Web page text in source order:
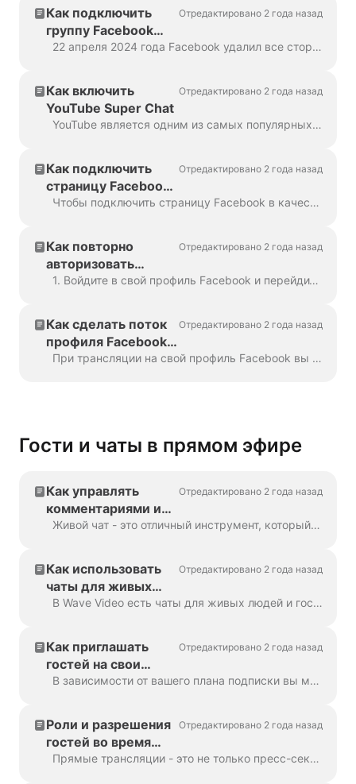
Как подключить
группу Facebook
для прямой
Отредактировано 2 года назад
22 апреля 2024 года Facebook удалил все сторонние приложения в группах. К сожалению, это означает, что вы не сможете добавить свою группу Facebook в качестве дести...
Как включить
YouTube Super Chat
Отредактировано 2 года назад
YouTube является одним из самых популярных направлений для потоков; следовательно, он предлагает много возможностей для создателей контента и живых стримеров, чтобы ...
Как подключить
страницу Facebook
для прямых
Отредактировано 2 года назад
Чтобы подключить страницу Facebook в качестве места проведения прямых трансляций, вы должны быть администратором или редактором этой страницы. Чтобы убедиться, что у вас есть необходимые ри...
Как повторно
авторизовать
учетную запись
Отредактировано 2 года назад
1. Войдите в свой профиль Facebook и перейдите на страницу Бизнес-интеграции. Найдите приложение Wave.video, установите флажок справа и нажмите на...
Как сделать поток
профиля Facebook
публичным
Отредактировано 2 года назад
При трансляции на свой профиль Facebook вы можете заметить, что комментарии зрителей не отображаются в чате Wave.video. Это происходит потому, что Face...
Гости и чаты в прямом эфире
Как управлять
комментариями и
ответами
Отредактировано 2 года назад
Живой чат - это отличный инструмент, который поможет вам легко взаимодействовать с аудиторией во время мультистрима. Он показывает все ответы от каждого адресата...
Как использовать
чаты для живых
людей и гостей
Отредактировано 2 года назад
В Wave Video есть чаты для живых людей и гостей, которые служат для разных целей. В чате отображаются все сообщения от зрителей с разных направлений во время...
Как приглашать
гостей на свои
прямые трансляции
Отредактировано 2 года назад
В зависимости от вашего плана подписки вы можете пригласить до 12 человек для участия в вашей трансляции. Процесс приглашения прост, как копирование/вставка ссылки. Он...
Роли и разрешения
гостей во время
прямых трансляций
Отредактировано 2 года назад
Прямые трансляции - это не только пресс-секретарь и ценный контент. Чтобы сделать увлекательное и визуально привлекательное живое видео, вам н...